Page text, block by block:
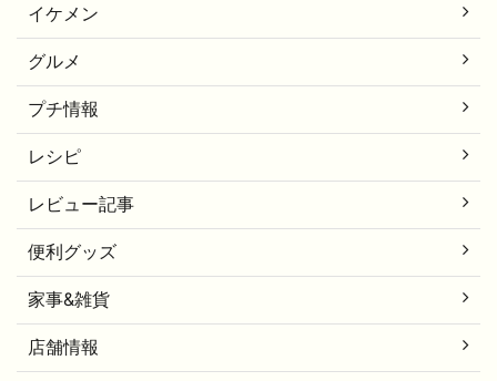
イケメン
グルメ
プチ情報
レシピ
レビュー記事
便利グッズ
家事&雑貨
店舗情報